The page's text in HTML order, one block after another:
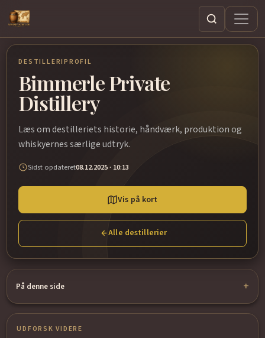
Søg
DESTILLERIPROFIL
Bimmerle Private
Distillery
Læs om destilleriets historie, håndværk, produktion og
whiskyernes særlige udtryk.
Sidst opdateret08.12.2025 · 10:13
Vis på kort
Alle destillerier
På denne side
UDFORSK VIDERE